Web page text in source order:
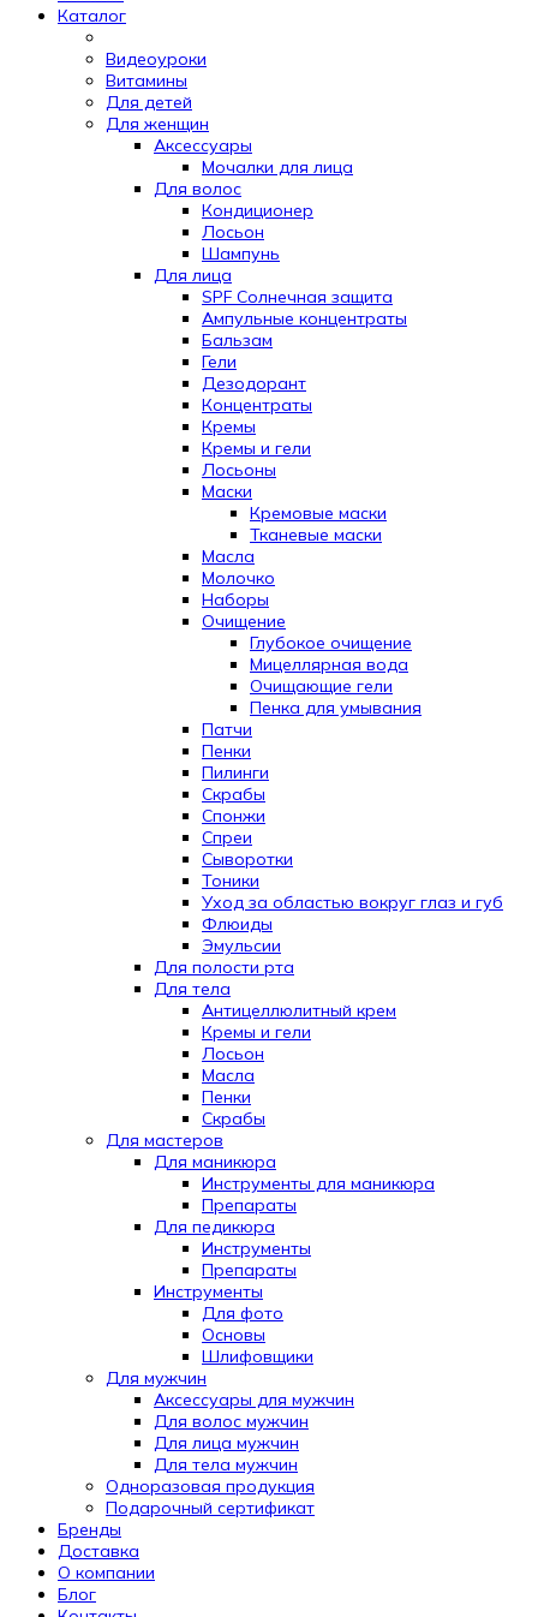
Каталог
Видеоуроки
Витамины
Для детей
Для женщин
Аксессуары
Мочалки для лица
Для волос
Кондиционер
Лосьон
Шампунь
Для лица
SPF Солнечная защита
Ампульные концентраты
Бальзам
Гели
Дезодорант
Концентраты
Кремы
Кремы и гели
Лосьоны
Маски
Кремовые маски
Тканевые маски
Масла
Молочко
Наборы
Очищение
Глубокое очищение
Мицеллярная вода
Очищающие гели
Пенка для умывания
Патчи
Пенки
Пилинги
Скрабы
Спонжи
Спреи
Сыворотки
Тоники
Уход за областью вокруг глаз и губ
Флюиды
Эмульсии
Для полости рта
Для тела
Антицеллюлитный крем
Кремы и гели
Лосьон
Масла
Пенки
Скрабы
Для мастеров
Для маникюра
Инструменты для маникюра
Препараты
Для педикюра
Инструменты
Препараты
Инструменты
Для фото
Основы
Шлифовщики
Для мужчин
Аксессуары для мужчин
Для волос мужчин
Для лица мужчин
Для тела мужчин
Одноразовая продукция
Подарочный сертификат
Automatically
Hierarchic
Categories
Бренды
Доставка
О компании
Блог